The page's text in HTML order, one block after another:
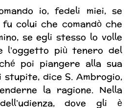
io, fedeli miei, se
colui che comandò che
se egli stesso lo volle
l’oggetto più tenero del
poi piangere alla sua
stupite, dice S. Ambrogio,
la ragione. Nella
dove gli è